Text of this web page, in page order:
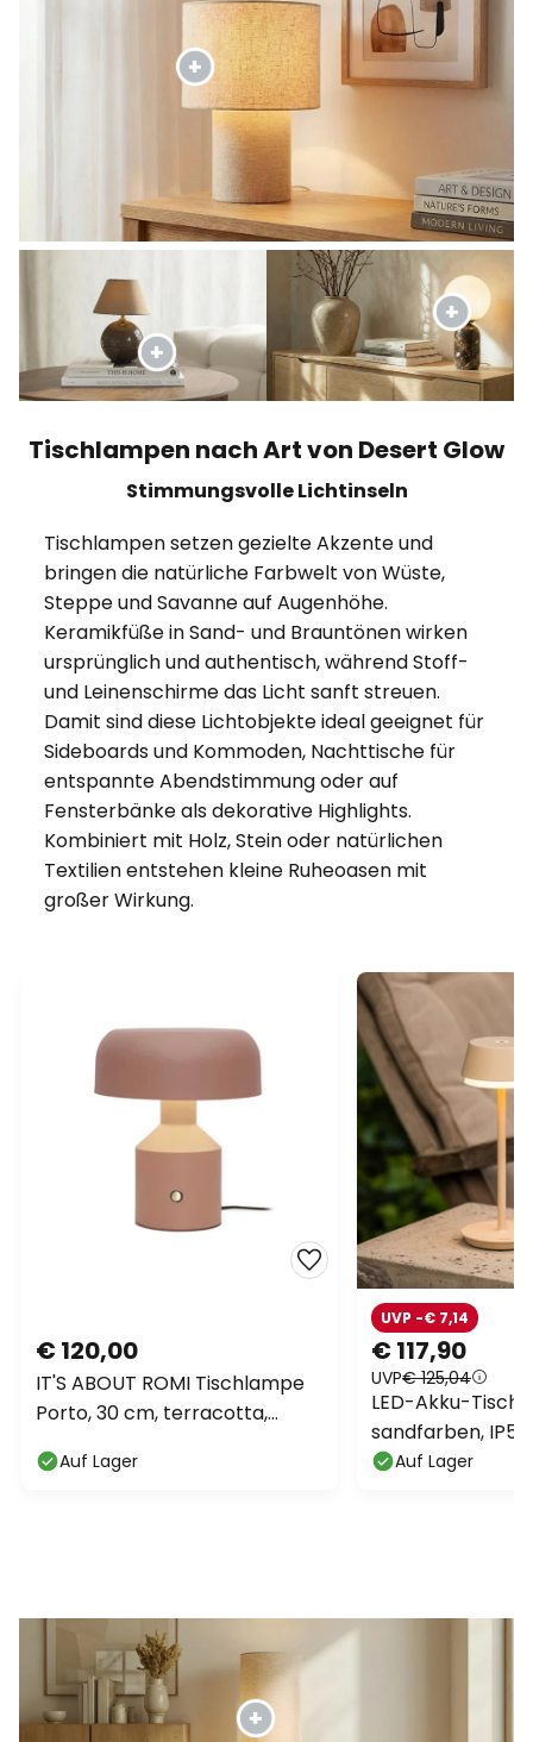
Tischlampen nach Art von Desert Glow
Stimmungsvolle Lichtinseln
Tischlampen setzen gezielte Akzente und
bringen die natürliche Farbwelt von Wüste,
Steppe und Savanne auf Augenhöhe.
Keramikfüße in Sand- und Brauntönen wirken
ursprünglich und authentisch, während Stoff-
und Leinenschirme das Licht sanft streuen.
Damit sind diese Lichtobjekte ideal geeignet für
Sideboards und Kommoden, Nachttische für
entspannte Abendstimmung oder auf
Fensterbänke als dekorative Highlights.
Kombiniert mit Holz, Stein oder natürlichen
Textilien entstehen kleine Ruheoasen mit
großer Wirkung.
€ 120,00
IT'S ABOUT ROMI Tischlampe
Porto, 30 cm, terracotta,
Auf Lager
€ 117,90
UVP€ 125,04
UVP -€ 7,14
LED-Akku-
sandfarben,
CCT, RGB
Auf Lager